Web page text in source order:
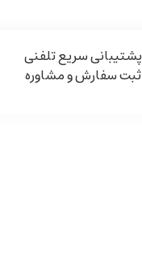
پشتیبانی سریع تلفنی
ثبت سفارش و مشاوره